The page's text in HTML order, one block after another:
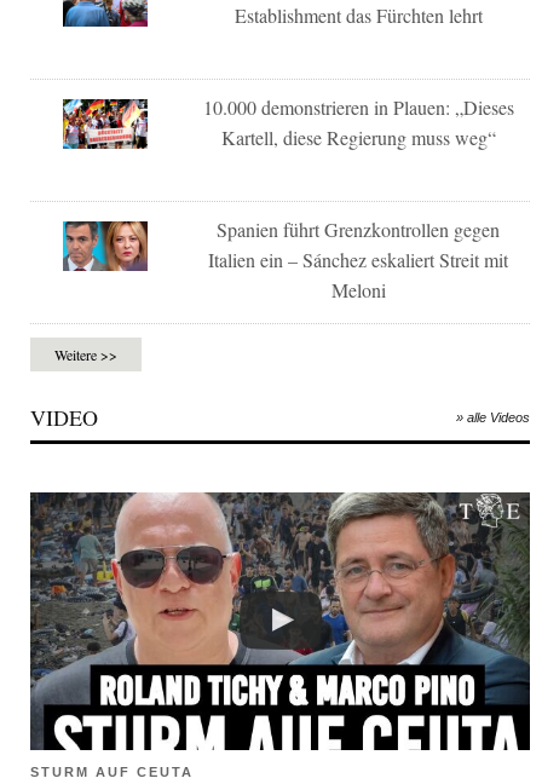
Establishment das Fürchten lehrt
10.000 demonstrieren in Plauen: „Dieses
Kartell, diese Regierung muss weg“
Spanien führt Grenzkontrollen gegen
Italien ein – Sánchez eskaliert Streit mit
Meloni
Weitere >>
VIDEO » alle Videos
STURM AUF CEUTA